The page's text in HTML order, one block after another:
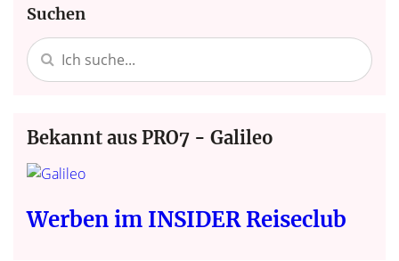
Suchen
Bekannt aus PRO7 - Galileo
Werben im INSIDER Reiseclub